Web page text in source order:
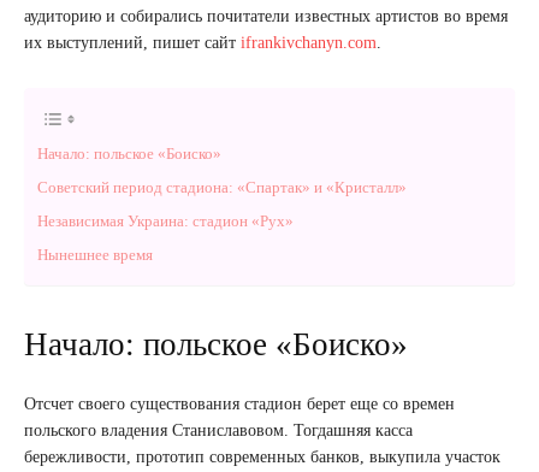
аудиторию и собирались почитатели известных артистов во время
их выступлений, пишет сайт ifrankivchanyn.com
Начало: польское «Боиско»
Советский период стадиона: «Спартак» и «Кристалл»
Независимая Украина: стадион «Рух»
Нынешнее время
Начало: польское «Боиско»
Отсчет своего существования стадион берет еще со времен
польского владения Станиславовом. Тогдашняя касса
бережливости, прототип современных банков, выкупила участок